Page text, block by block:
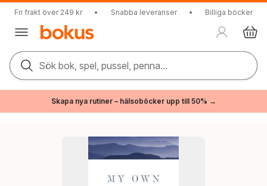
Fri frakt över 249 kr • Snabba leveranser • Billiga böcker
Sök bok, spel, pussel, penna...
Skapa nya rutiner – hälsoböcker upp till 50% →